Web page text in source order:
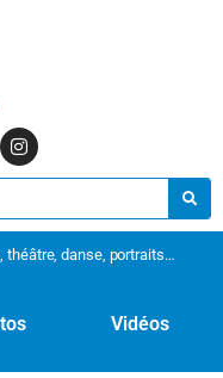
théâtre, danse, portraits…
Vidéos